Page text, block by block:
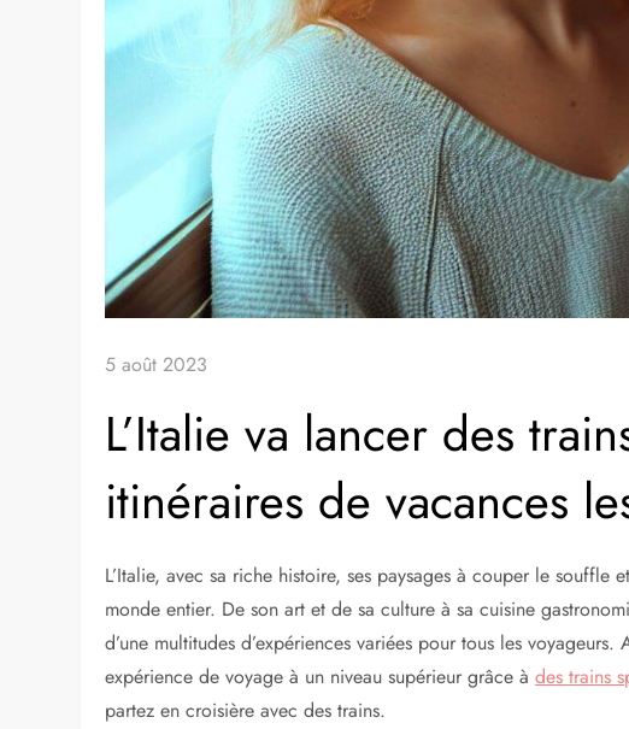
5 août 2023
L’Italie va lancer des
itinéraires de vacances
L’Italie, avec sa riche histoire, ses paysages à couper le souffle
monde entier. De son art et de sa culture à sa cuisine
d’une multitudes d’expériences variées pour tous les
expérience de voyage à un niveau supérieur grâce àdes trains
partez en croisière avec des trains.